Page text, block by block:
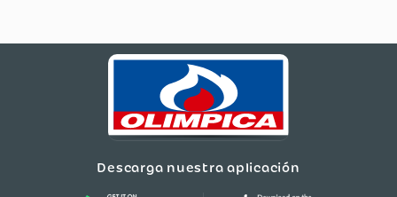
Descarga nuestra aplicación